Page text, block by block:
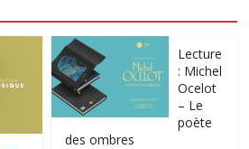
Lecture
: Michel
Ocelot
– Le
poète
des ombres